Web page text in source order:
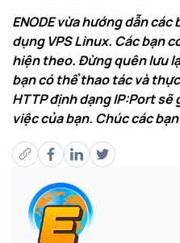
ENODE vừa hướng dẫn
dụng VPS Linux. Các bạn
hiện theo. Đừng quên lưu
bạn có thể thao tác và
HTTP định dạng IP:Port
việc của bạn. Chúc các